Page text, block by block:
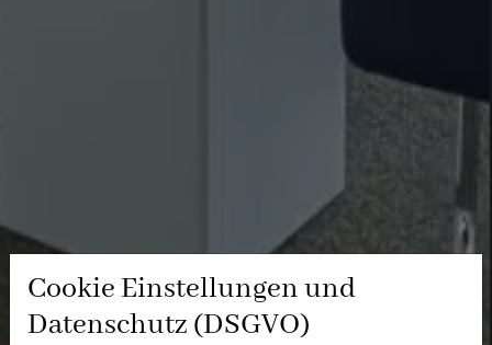
Cookie Einstellungen und
Datenschutz (DSGVO)